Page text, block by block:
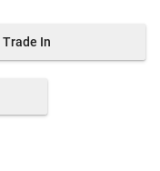
Trade In